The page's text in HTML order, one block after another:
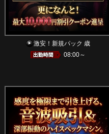
激安！新規パック 歳
08:00～